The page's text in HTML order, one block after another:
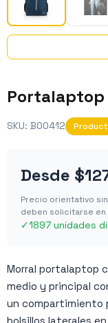
Portalaptop
SKU: BO0412
Desde
Precio orientativo
deben solicitarse
✓1897 unidades
Morral portalaptop
medio y principal
un compartimiento
bolsillos laterales